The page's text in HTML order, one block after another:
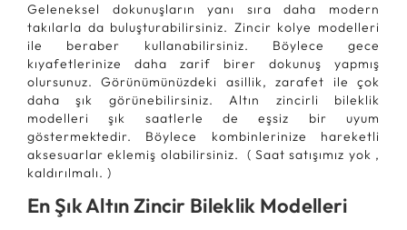
Geleneksel dokunuşların yanı sıra daha modern
takılarla da buluşturabilirsiniz. Zincir kolye modelleri
ile beraber kullanabilirsiniz. Böylece gece
kıyafetlerinize daha zarif birer dokunuş yapmış
olursunuz. Görünümünüzdeki asillik, zarafet ile çok
daha şık görünebilirsiniz. Altın zincirli bileklik
modelleri şık saatlerle de eşsiz bir uyum
göstermektedir. Böylece kombinlerinize hareketli
aksesuarlar eklemiş olabilirsiniz. ( Saat satışımız yok ,
kaldırılmalı. )
En Şık Altın Zincir Bileklik Modelleri